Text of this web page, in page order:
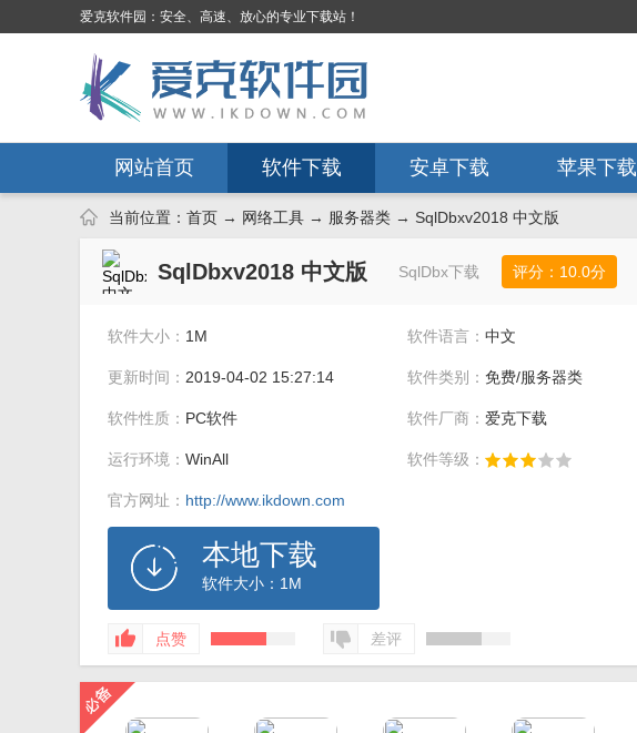
爱克软件园：安全、高速、放心的专业下载站！
网站首页 软件下载 安卓下载 苹果下载
当前位置： 首页 → 网络工具 → 服务器类 → SqlDbxv2018 中文版
SqlDbxv2018 中文版 SqlDbx下载 评分： 10.0分
软件大小： 1M 软件语言： 中文
更新时间： 2019-04-02 15:27:14 软件类别： 免费/服务器类
软件性质： PC软件 软件厂商： 爱克下载
运行环境： WinAll 软件等级：
官方网址： http://www.ikdown.com
本地下载
软件大小：1M
点赞 差评